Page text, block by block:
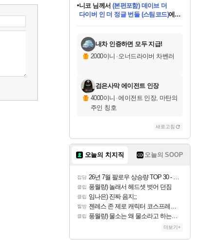
교환.
당첨되셨습니다.
니코님께서 (본편포함) 데이브 더
다이버 인 더 정글 번들 (스팀코드)에
당첨되셨습니다.
당첨되셨습니다.
당첨되셨습니다.
당첨되셨습니다.
당첨되셨습니다.
에디션 (스팀코드)를 교환.
당첨되셨습니다.
내차 인증하면 모두 지급!
2000이니 · 오너드라이버 차벤러
검은사막 에이전트 인장
4000이니 ·에이전트 인장, 마탄의
주인 칭호
새로고침
오늘의 치지직 오늘의 SOOP
잡담 26년 7월 팔로우 상승량 TOP 30 - 월간 치지직
클립 풍월량) 놀래서 헤드셋 벗어 던짐
클립 임나은) 진짜 음지;;
짤방 젠레스 존 제로 캐릭터 코스프레한 꽁주
클립 풍월량) 물소는 왜 물소라고 하는거야? 아! 그만 ㅋㅋ 알았어 ㅋㅋ
더보기+